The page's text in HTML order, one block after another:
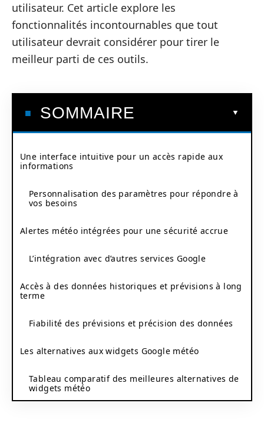
utilisateur. Cet article explore les
fonctionnalités incontournables que tout
utilisateur devrait considérer pour tirer le
meilleur parti de ces outils.
SOMMAIRE
Une interface intuitive pour un accès rapide aux
informations
Personnalisation des paramètres pour répondre à
vos besoins
Alertes météo intégrées pour une sécurité accrue
L’intégration avec d’autres services Google
Accès à des données historiques et prévisions à long
terme
Fiabilité des prévisions et précision des données
Les alternatives aux widgets Google météo
Tableau comparatif des meilleures alternatives de
widgets météo